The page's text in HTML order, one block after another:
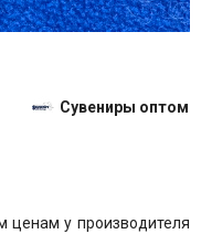
Сувениры оптом
ценам у производителя